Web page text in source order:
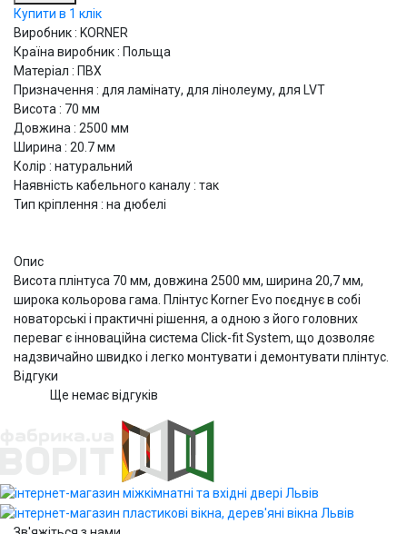
Купити в 1 клік
Виробник : KORNER
Країна виробник : Польща
Матеріал : ПВХ
Призначення : для ламінату, для лінолеуму, для LVT
Висота : 70 мм
Довжина : 2500 мм
Ширина : 20.7 мм
Колір : натуральний
Наявність кабельного каналу : так
Тип кріплення : на дюбелі
Опис
Висота плінтуса 70 мм, довжина 2500 мм, ширина 20,7 мм,
широка кольорова гама. Плінтус Korner Evo поєднує в собі
новаторські і практичні рішення, а одною з його головних
переваг є інноваційна система Click-fit System, що дозволяє
надзвичайно швидко і легко монтувати і демонтувати плінтус.
Відгуки
Ще немає відгуків